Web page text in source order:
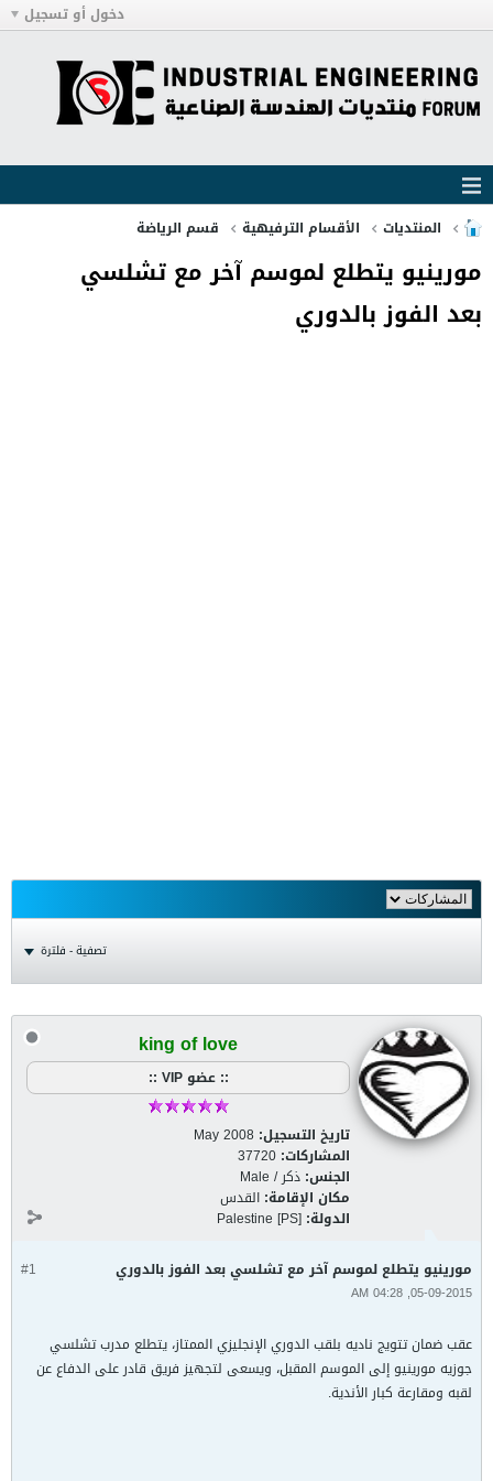
دخول أو تسجيل
المنتديات الأقسام الترفيهية قسم الرياضة
مورينيو يتطلع لموسم آخر مع تشلسي
بعد الفوز بالدوري
تصفية - فلترة
king of love
:: عضو VIP ::
تاريخ التسجيل: May 2008
المشاركات: 37720
الجنس: ذكر / Male
مكان الإقامة: القدس
الدولة: Palestine [PS]
#1 مورينيو يتطلع لموسم آخر مع تشلسي بعد الفوز بالدوري
05-09-2015, 04:28 AM
عقب ضمان تتويج ناديه بلقب الدوري الإنجليزي الممتاز، يتطلع مدرب تشلسي
جوزيه مورينيو إلى الموسم المقبل، ويسعى لتجهيز فريق قادر على الدفاع عن
لقبه ومقارعة كبار الأندية.